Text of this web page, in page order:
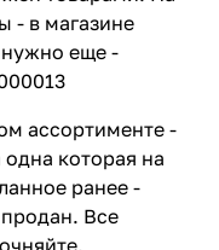
- в магазине
еще -
ассортименте -
которая на
ранее -
Все